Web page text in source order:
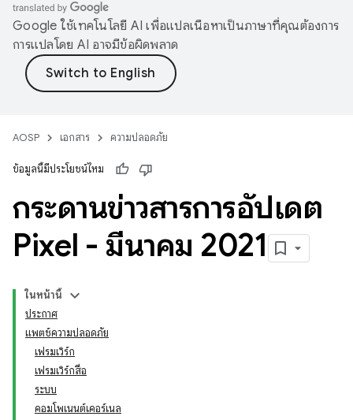
Google ใช้เทคโนโลยี AI เพื่อแปลเนื้อหาเป็นภาษาที่คุณต้องการ
การแปลโดย AI อาจมีข้อผิดพลาด
AOSP เอกสาร ความปลอดภัย
ข้อมูลนี้มีประโยชน์ไหม
กระดานข่าวสารการอัปเดต
Pixel - มีนาคม 2021
ในหน้านี้
ประกาศ
แพตช์ความปลอดภัย
เฟรมเวิร์ก
เฟรมเวิร์กสื่อ
ระบบ
คอมโพเนนต์เคอร์เนล